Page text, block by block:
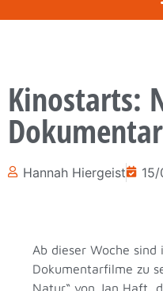
Kinostarts:
Hannah Hiergeist
Ab dieser Woche
Dokumentarfilme zu
Natur“ von Jan Haft,